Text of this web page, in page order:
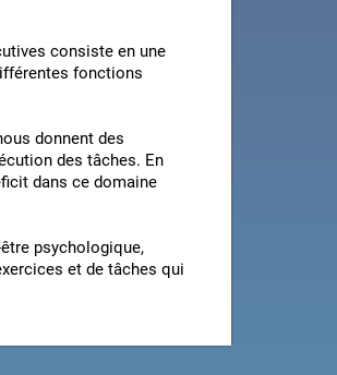
consiste en une
fonctions
donnent des
des tâches. En
dans ce domaine
psychologique,
et de tâches qui